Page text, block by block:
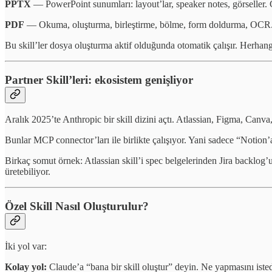
PPTX — PowerPoint sunumları: layout’lar, speaker notes, görseller.
PDF — Okuma, oluşturma, birleştirme, bölme, form doldurma,
Bu skill’ler dosya oluşturma aktif olduğunda otomatik çalışır.
Partner Skill’leri: ekosistem genişliyor
Aralık 2025’te Anthropic bir skill dizini açtı. Atlassian, Figma,
Bunlar MCP connector’ları ile birlikte çalışıyor. Yani sadece
Birkaç somut örnek: Atlassian skill’i spec belgelerinden Jira
üretebiliyor.
Özel Skill Nasıl Oluşturulur?
İki yol var:
Kolay yol: Claude’a “bana bir skill oluştur” deyin. Ne yapmasını